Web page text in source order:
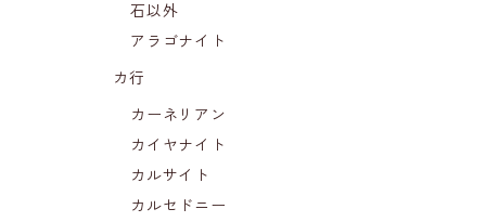
石以外
アラゴナイト
カ行
カーネリアン
カイヤナイト
カルサイト
カルセドニー